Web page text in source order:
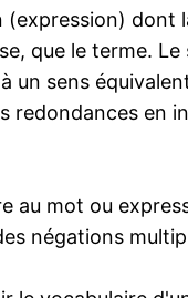
dont
que le terme.
un sens
redondances en
au mot ou
négations